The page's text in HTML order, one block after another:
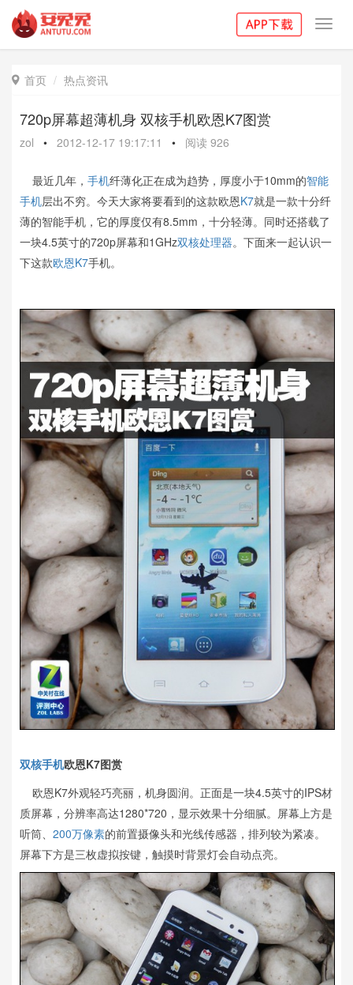
 首页 热点资讯
720p屏幕超薄机身 双核手机欧恩K7图赏
zol • 2012-12-17 19:17:11 • 阅读 926
最近几年， 手机纤薄化正在成为趋势，厚度小于10mm的智能
手机层出不穷。今天大家将要看到的这款欧恩K7就是一款十分纤
薄的智能手机，它的厚度仅有8.5mm，十分轻薄。同时还搭载了
一块4.5英寸的720p屏幕和1GHz双核处理器。下面来一起认识一
下这款欧恩K7手机。
双核手机欧恩K7图赏
欧恩K7外观轻巧亮丽，机身圆润。正面是一块4.5英寸的IPS材
质屏幕，分辨率高达1280*720，显示效果十分细腻。屏幕上方是
听筒、 200万像素的前置摄像头和光线传感器，排列较为紧凑。
屏幕下方是三枚虚拟按键，触摸时背景灯会自动点亮。